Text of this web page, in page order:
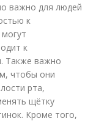
важно для людей
к
к
Также важно
чтобы они
рта,
щётку
Кроме того,